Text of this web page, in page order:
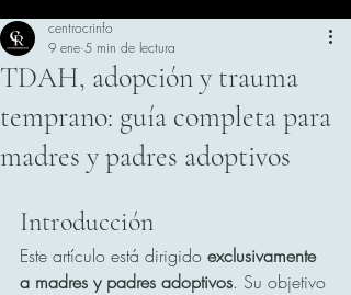
TDAH, adopción y trauma
temprano: guía completa para
madres y padres adoptivos
centrocrinfo
9 ene 5 min de lectura
Introducción
Este artículo está dirigido exclusivamente
a madres y padres adoptivos. Su objetivo